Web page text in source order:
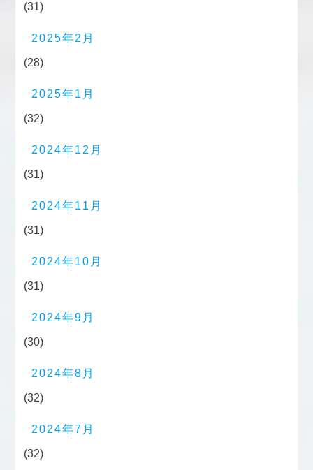
(31)
2025年2月
(28)
2025年1月
(32)
2024年12月
(31)
2024年11月
(31)
2024年10月
(31)
2024年9月
(30)
2024年8月
(32)
2024年7月
(32)